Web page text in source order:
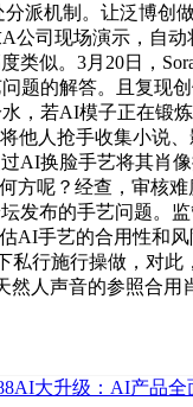
派机制。让泛博
司现场演示，自
似。3月20日，
的解答。且复现创
，若AI模子正在锻
人抢手收集小说
换脸手艺将其肖
方呢？经查，审核
布的手艺问题。
手艺的合用性和风
行施行操做，对此
人声音的参照合用
大升级：AI产品全